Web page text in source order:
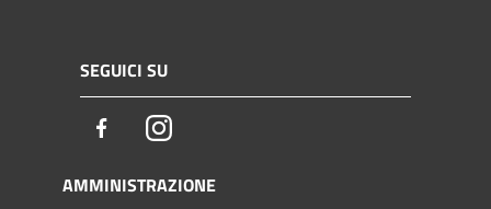
SEGUICI SU
FacebookInstagram
AMMINISTRAZIONE